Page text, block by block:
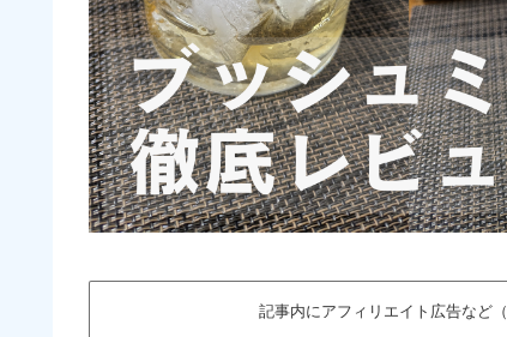
記事内にアフィリエイト広告など